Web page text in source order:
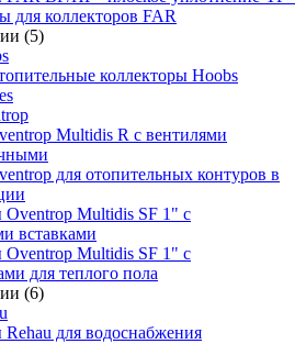
для коллекторов FAR
(5)
коллекторы Hoobs
Multidis R с вентилями
для отопительных контуров в
Oventrop Multidis SF 1" с
вставками
Oventrop Multidis SF 1" с
для теплого пола
(6)
для водоснабжения